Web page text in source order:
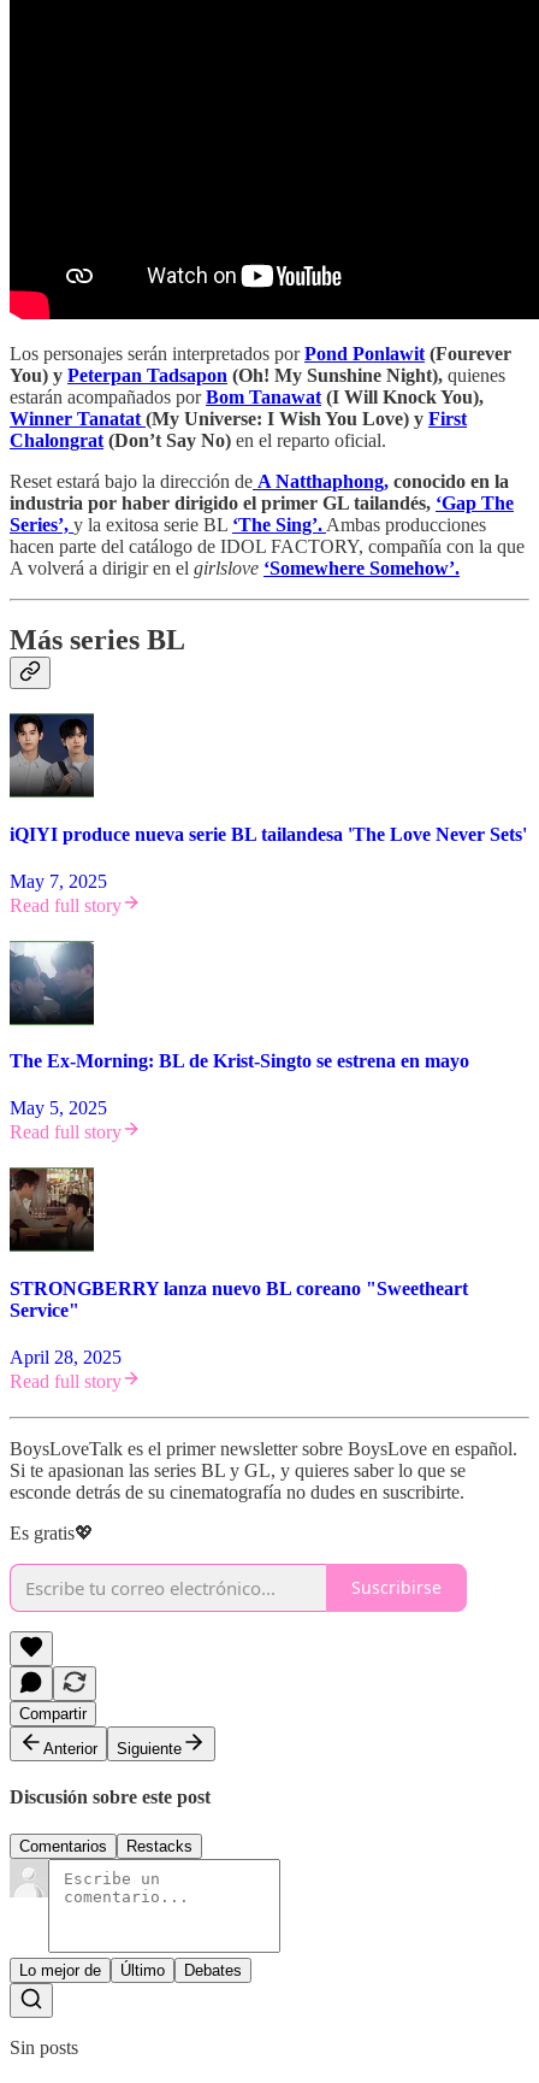
Los personajes serán interpretados porPond Ponlawit (Fourever
You) y Peterpan Tadsapon (Oh! My Sunshine Night), quienes
estarán acompañados porBom Tanawat (I Will Knock You),
Winner Tanatat (My Universe: I Wish You Love) y First
Chalongrat (Don’t Say No) en el reparto oficial.
Reset estará bajo la dirección de A Natthaphong, conocido en la
industria por haber dirigido el primer GL tailandés, ‘Gap The
Series’, y la exitosa serie BL ‘The Sing’. Ambas producciones
hacen parte del catálogo de IDOL FACTORY, compañía con la que
A volverá a dirigir en el girlslove ‘Somewhere Somehow’.
Más series BL
iQIYI produce nueva serie BL tailandesa 'The Love Never Sets'
May 7, 2025
Read full story
The Ex-Morning: BL de Krist-Singto se estrena en mayo
May 5, 2025
Read full story
STRONGBERRY lanza nuevo BL coreano "Sweetheart
Service"
April 28, 2025
Read full story
BoysLoveTalk es el primer newsletter sobre BoysLove en español.
Si te apasionan las series BL y GL, y quieres saber lo que se
esconde detrás de su cinematografía no dudes en suscribirte.
Es gratis💖
Suscribirse
Compartir
Anterior
Siguiente
Discusión sobre este post
Comentarios Restacks
Lo mejor de Último Debates
Sin posts